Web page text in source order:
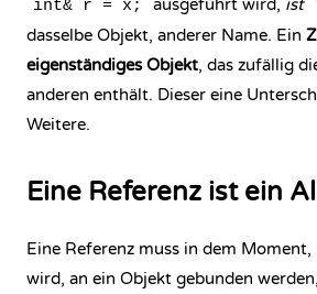
int& r = x; ausgeführt wird, ist
dasselbe Objekt, anderer Name. Ein
eigenständiges Objekt, das zufällig
anderen enthält. Dieser eine
Weitere.
Eine Referenz ist ein
Eine Referenz muss in dem
wird, an ein Objekt gebunden